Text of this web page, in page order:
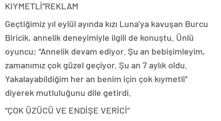
KIYMETLİ”REKLAM
Geçtiğimiz yıl eylül ayında kızı Luna’ya kavuşan Burcu
Biricik, annelik deneyimiyle ilgili de konuştu. Ünlü
oyuncu; “Annelik devam ediyor. Şu an bebişimleyim,
zamanımız çok güzel geçiyor. Şu an 7 aylık oldu.
Yakalayabildiğim her an benim için çok kıymetli”
diyerek mutluluğunu dile getirdi.
“ÇOK ÜZÜCÜ VE ENDİŞE VERİCİ”